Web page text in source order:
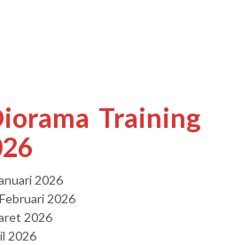
Training
2026
2026
2026
2026